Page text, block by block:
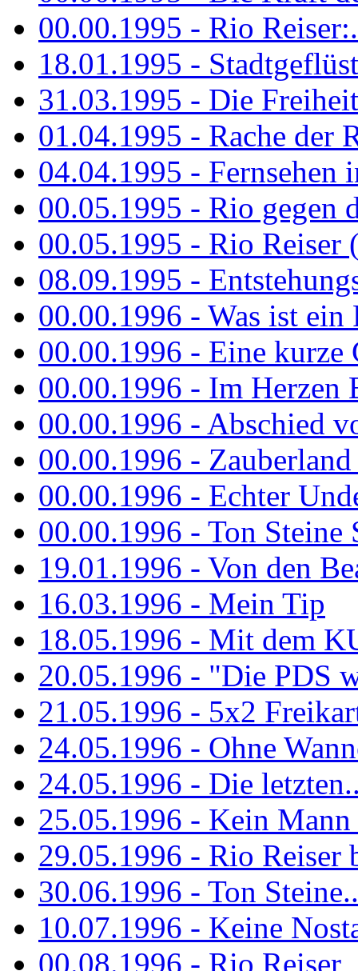
00.00.1995 - Rio
18.01.1995 -
31.03.1995 - Die
01.04.1995 - Rache der
04.04.1995 - Fernsehen
00.05.1995 - Rio gegen
00.05.1995 - Rio Reiser
08.09.1995 -
00.00.1996 - Was ist ein
00.00.1996 - Eine kurze
00.00.1996 - Im Herzen
00.00.1996 - Abschied
00.00.1996 -
00.00.1996 - Echter
00.00.1996 - Ton Steine
19.01.1996 - Von den
16.03.1996 - Mein Tip
18.05.1996 - Mit dem
20.05.1996 - "Die PDS
21.05.1996 - 5x2
24.05.1996 - Ohne
24.05.1996 - Die
25.05.1996 - Kein
29.05.1996 - Rio Reiser
30.06.1996 - Ton
10.07.1996 - Keine
00.08.1996 - Rio Reiser